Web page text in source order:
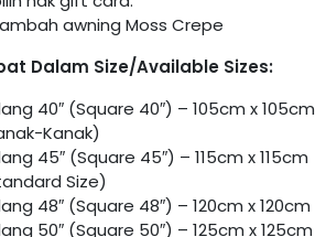
awning Moss Crepe
Dalam Size/Available Sizes:
40″ (Square 40″) – 105cm x 105cm
Kanak)
45″ (Square 45″) – 115cm x 115cm
Size)
48″ (Square 48″) – 120cm x 120cm
50″ (Square 50″) – 125cm x 125cm